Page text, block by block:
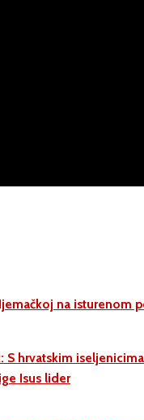
na isturenom
S hrvatskim
Isus lider